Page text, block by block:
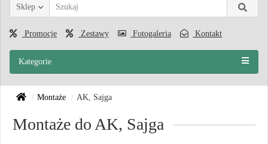
Sklep
Promocje Zestawy Fotogaleria Kontakt
Kategorie
Montaże AK, Sajga
Montaże do AK, Sajga